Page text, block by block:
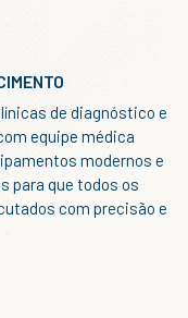
de diagnóstico e
equipe médica
modernos e
para que todos os
com precisão e